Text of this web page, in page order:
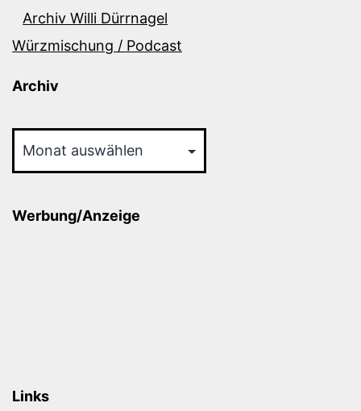
Archiv Willi Dürrnagel
Würzmischung / Podcast
Archiv
Werbung/Anzeige
Links